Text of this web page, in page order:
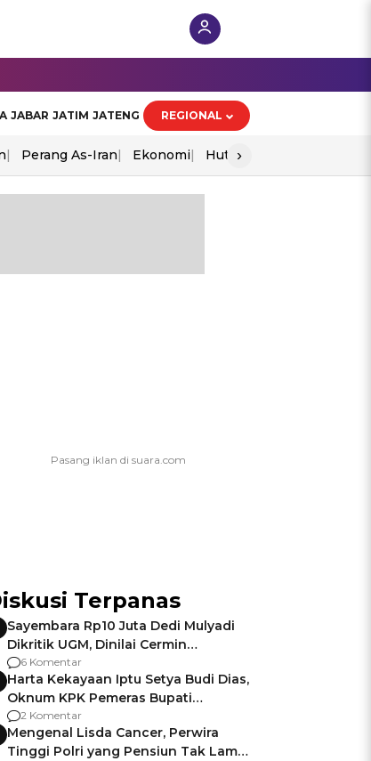
JABAR JATIM JATENG REGIONAL
Perang As-Iran Ekonomi Hut Ri
›
Terpanas
Sayembara Rp10 Juta Dedi Mulyadi
Dikritik UGM, Dinilai Cermin
Gagalnya Negara Jamin Keamanan
6 Komentar
Harta Kekayaan Iptu Setya Budi Dias,
Oknum KPK Pemeras Bupati
Pemalang
2 Komentar
Mengenal Lisda Cancer, Perwira
Tinggi Polri yang Pensiun Tak Lama